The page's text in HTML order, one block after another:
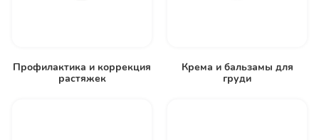
Профилактика и коррекция
растяжек
Крема и бальзамы для
груди